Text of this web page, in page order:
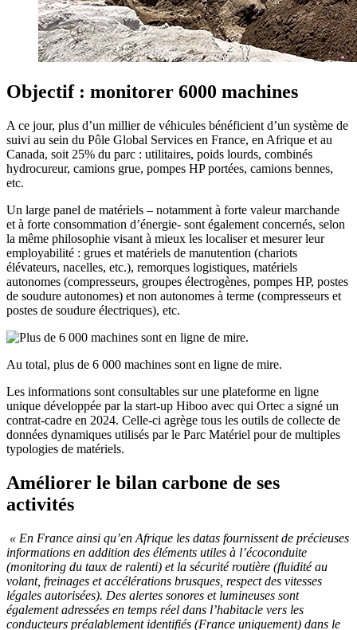
Objectif : monitorer 6000 machines
A ce jour, plus d’un millier de véhicules bénéficient d’un système de
suivi au sein du Pôle Global Services en France, en Afrique et au
Canada, soit 25% du parc : utilitaires, poids lourds, combinés
hydrocureur, camions grue, pompes HP portées, camions bennes,
etc.
Un large panel de matériels – notamment à forte valeur marchande
et à forte consommation d’énergie- sont également concernés, selon
la même philosophie visant à mieux les localiser et mesurer leur
employabilité : grues et matériels de manutention (chariots
élévateurs, nacelles, etc.), remorques logistiques, matériels
autonomes (compresseurs, groupes électrogènes, pompes HP, postes
de soudure autonomes) et non autonomes à terme (compresseurs et
postes de soudure électriques), etc.
Au total, plus de 6 000 machines sont en ligne de mire.
Les informations sont consultables sur une plateforme en ligne
unique développée par la start-up Hiboo avec qui Ortec a signé un
contrat-cadre en 2024. Celle-ci agrège tous les outils de collecte de
données dynamiques utilisés par le Parc Matériel pour de multiples
typologies de matériels.
Améliorer le bilan carbone de ses
activités
« En France ainsi qu’en Afrique les datas fournissent de précieuses
informations en addition des éléments utiles à l’écoconduite
(monitoring du taux de ralenti) et la sécurité routière (fluidité au
volant, freinages et accélérations brusques, respect des vitesses
légales autorisées). Des alertes sonores et lumineuses sont
également adressées en temps réel dans l’habitacle vers les
conducteurs préalablement identifiés (France uniquement) dans le